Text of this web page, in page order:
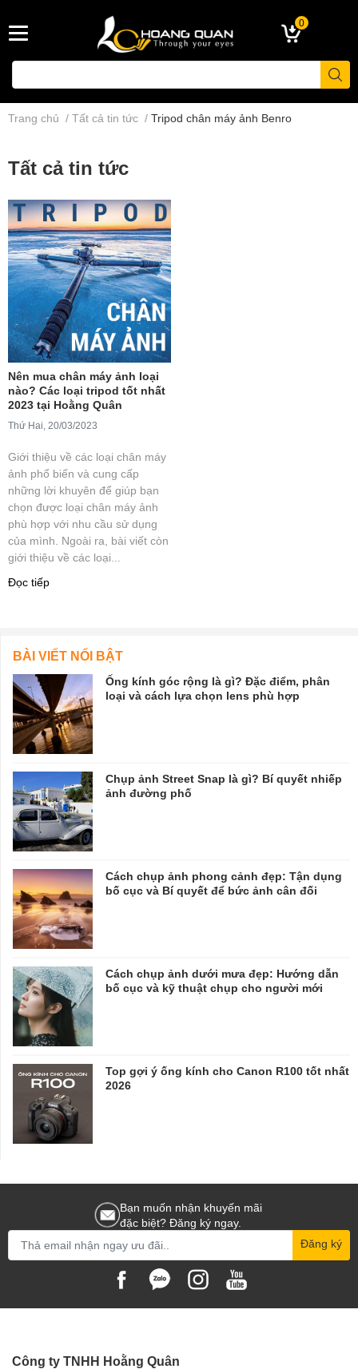
0
Trang chủ / Tất cả tin tức / Tripod chân máy ảnh Benro
Tất cả tin tức
Nên mua chân máy ảnh loại
nào? Các loại tripod tốt nhất
2023 tại Hoằng Quân
Thứ Hai, 20/03/2023
Giới thiệu về các loại chân máy
ảnh phổ biến và cung cấp
những lời khuyên để giúp bạn
chọn được loại chân máy ảnh
phù hợp với nhu cầu sử dụng
của mình. Ngoài ra, bài viết còn
giới thiệu về các loại...
Đọc tiếp
BÀI VIẾT NỔI BẬT
Ống kính góc rộng là gì? Đặc điểm, phân
loại và cách lựa chọn lens phù hợp
Chụp ảnh Street Snap là gì? Bí quyết nhiếp
ảnh đường phố
Cách chụp ảnh phong cảnh đẹp: Tận dụng
bố cục và Bí quyết để bức ảnh cân đối
Cách chụp ảnh dưới mưa đẹp: Hướng dẫn
bố cục và kỹ thuật chụp cho người mới
Top gợi ý ống kính cho Canon R100 tốt nhất
2026
Bạn muốn nhận khuyến mãi
đặc biệt? Đăng ký ngay.
Đăng ký
Công ty TNHH Hoằng Quân